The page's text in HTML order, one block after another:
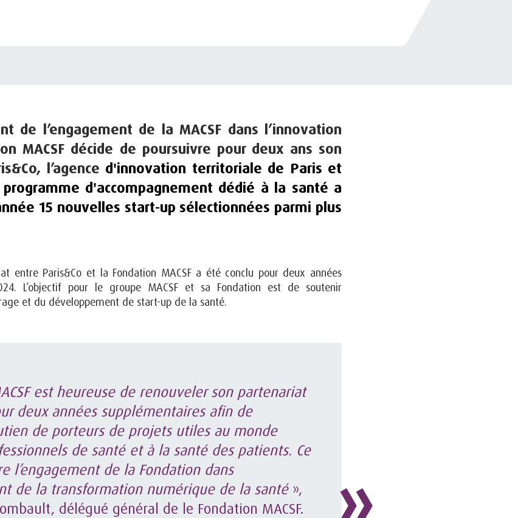
de l’engagement de la MACSF dans l’innovation
MACSF décide de poursuivre pour deux ans son
l’agence d'innovation territoriale de Paris et
d'accompagnement dédié à la santé a
15 nouvelles start-up sélectionnées parmi plus
entre Paris&Co et la Fondation MACSF a été conclu pour deux années
L’objectif pour le groupe MACSF et sa Fondation est de soutenir
et du développement de start-up de la santé.
est heureuse de renouveler son partenariat
deux années supplémentaires afin de
de porteurs de projets utiles au monde
de santé et à la santé des patients. Ce
l’engagement de la Fondation dans
de la transformation numérique de la santé »,
délégué général de le Fondation MACSF.